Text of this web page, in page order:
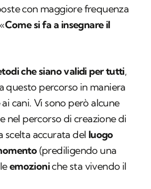
con maggiore frequenza
Come si fa a insegnare il
che siano validi per tutti,
questo percorso in maniera
cani. Vi sono però alcune
nel percorso di creazione di
scelta accurata del luogo
(prediligendo una
emozioniche sta vivendo il